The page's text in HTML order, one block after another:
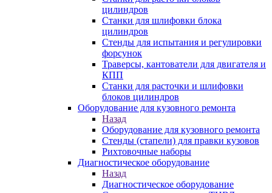
цилиндров
Станки для шлифовки блока
цилиндров
Стенды для испытания и регулировки
форсунок
Траверсы, кантователи для двигателя и
КПП
Станки для расточки и шлифовки
блоков цилиндров
Оборудование для кузовного ремонта
Назад
Оборудование для кузовного ремонта
Стенды (стапели) для правки кузовов
Рихтовочные наборы
Диагностическое оборудование
Назад
Диагностическое оборудование